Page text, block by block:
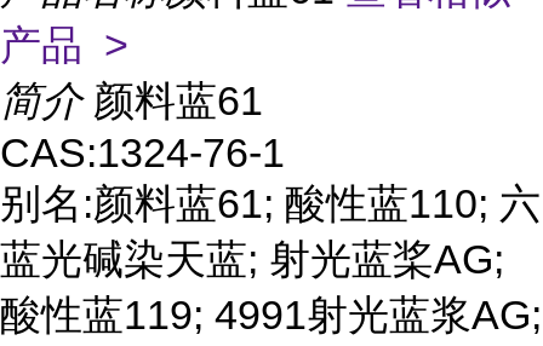
产品 >
简介 颜料蓝61
CAS:1324-76-1
别名:颜料蓝61; 酸性蓝110; 六
蓝光碱染天蓝; 射光蓝桨AG;
酸性蓝119; 4991射光蓝浆AG;